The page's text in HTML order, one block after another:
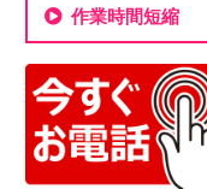
作業時間短縮